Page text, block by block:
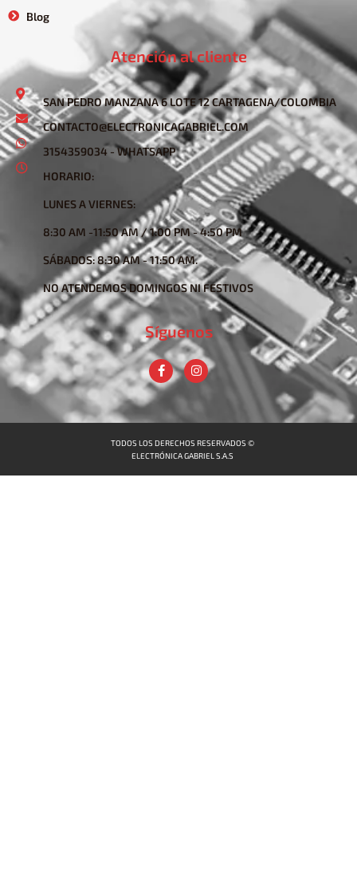
Blog
Atención al cliente
SAN PEDRO MANZANA 6 LOTE 12 CARTAGENA/COLOMBIA
CONTACTO@ELECTRONICAGABRIEL.COM
3154359034 - WHATSAPP
HORARIO:
LUNES A VIERNES:
8:30 AM -11:50 AM / 1:00 PM - 4:50 PM
SÁBADOS: 8:30 AM - 11:50 AM.
NO ATENDEMOS DOMINGOS NI FESTIVOS
Síguenos
TODOS LOS DERECHOS RESERVADOS ©
ELECTRÓNICA GABRIEL S.A.S